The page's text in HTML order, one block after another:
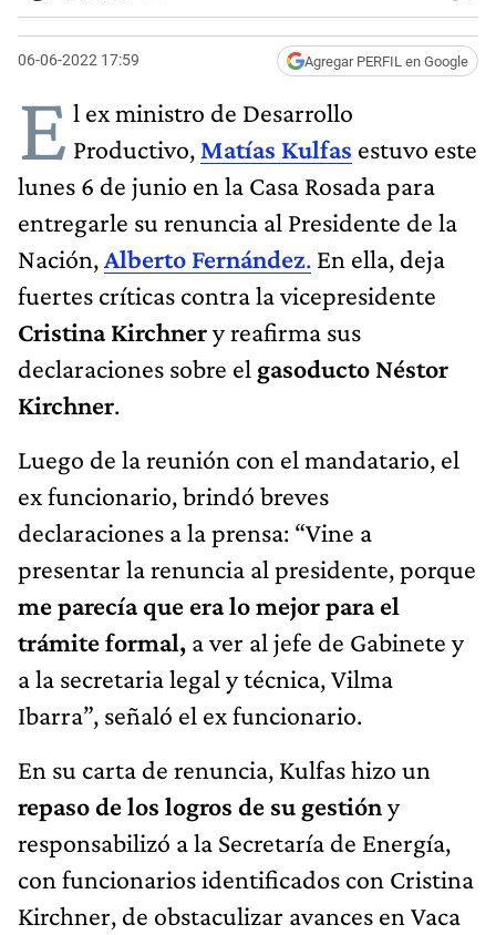
06-06-2022 17:59 Agregar PERFIL en Google
E l ex ministro de Desarrollo
Productivo, Matías Kulfas estuvo este
lunes 6 de junio en la Casa Rosada para
entregarle su renuncia al Presidente de la
Nación,Alberto Fernández. En ella, deja
fuertes críticas contra la vicepresidente
Cristina Kirchnery reafirma sus
declaraciones sobre el gasoducto Néstor
Kirchner.
Luego de la reunión con el mandatario, el
ex funcionario, brindó breves
declaraciones a la prensa: “Vine a
presentar la renuncia al presidente, porque
me parecía que era lo mejor para el
trámite formal, a ver al jefe de Gabinete y
a la secretaria legal y técnica, Vilma
Ibarra”, señaló el ex funcionario.
En su carta de renuncia, Kulfas hizo un
repaso de los logros de su gestióny
responsabilizó a la Secretaría de Energía,
con funcionarios identificados con Cristina
Kirchner, de obstaculizar avances en Vaca